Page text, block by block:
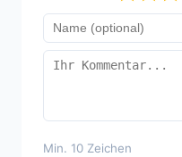
Min. 10 Zeichen